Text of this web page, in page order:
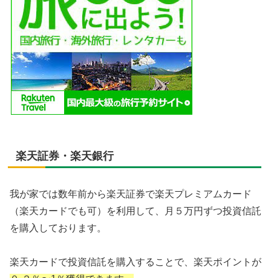
楽天証券・楽天銀行
我が家では数年前から楽天証券で楽天プレミアムカード
（楽天カードでも可）を利用して、月５万円ずつ投資信託
を購入しております。
楽天カードで投資信託を購入することで、楽天ポイントが